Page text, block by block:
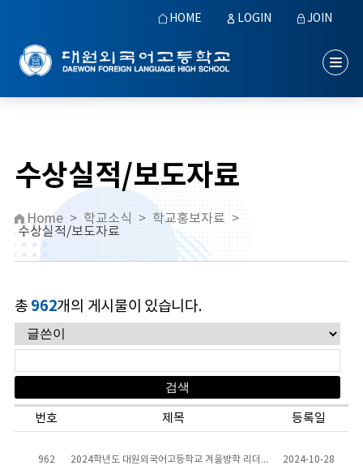
HOME LOGIN JOIN
수상실적/보도자료
Home > 학교소식 > 학교홍보자료 >
수상실적/보도자료
총 962개의 게시물이 있습니다.
번호 제목 등록일
962 2024학년도 대원외국어고등학교 겨울방학 리더십캠프 위탁 운영 입찰 공고 2024-10-28